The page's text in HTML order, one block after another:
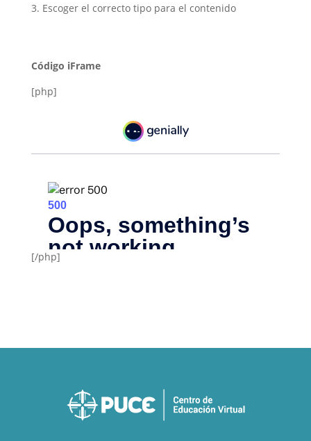
Escoger el correcto tipo para el contenido
Código iFrame
[php]
[/php]